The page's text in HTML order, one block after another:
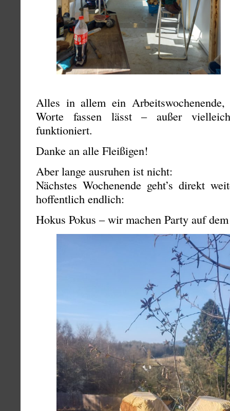
Alles in allem ein
Worte fassen lässt – außer
funktioniert.
Danke an alle Fleißigen!
Aber lange ausruhen ist nicht:
Nächstes Wochenende geht’s direkt
hoffentlich endlich:
Hokus Pokus – wir machen Party auf